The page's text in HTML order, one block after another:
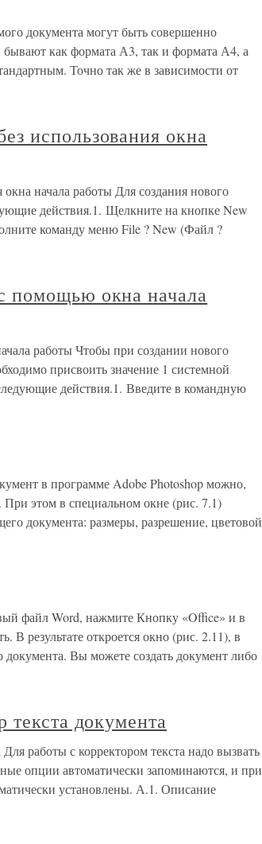
документа могут быть совершенно
как формата А3, так и формата А4, а
Точно так же в зависимости от
использования окна
начала работы Для создания нового
действия.1. Щелкните на кнопке New
команду меню File ? New (Файл ?
помощью окна начала
работы Чтобы при создании нового
присвоить значение 1 системной
действия.1. Введите в командную
в программе Adobe Photoshop можно,
этом в специальном окне (рис. 7.1)
документа: размеры, разрешение, цветовой
файл Word, нажмите Кнопку «Office» и в
результате откроется окно (рис. 2.11), в
Вы можете создать документ либо
документа
работы с корректором текста надо вызвать
опции автоматически запоминаются, и при
установлены. А.1. Описание